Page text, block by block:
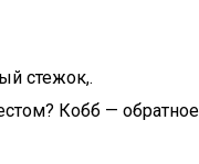
стежок,.
Кобб — обратное